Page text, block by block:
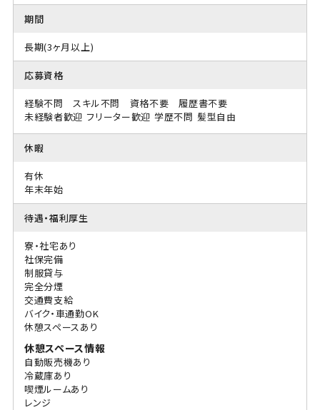
期間
長期(3ヶ月以上)
応募資格
経験不問 スキル不問 資格不要 履歴書不要
未経験者歓迎 フリーター歓迎 学歴不問 髪型自由
休暇
有休
年末年始
待遇・福利厚生
寮・社宅あり
社保完備
制服貸与
完全分煙
交通費支給
バイク・車通勤OK
休憩スペースあり
休憩スペース情報
自動販売機あり
冷蔵庫あり
喫煙ルームあり
レンジ